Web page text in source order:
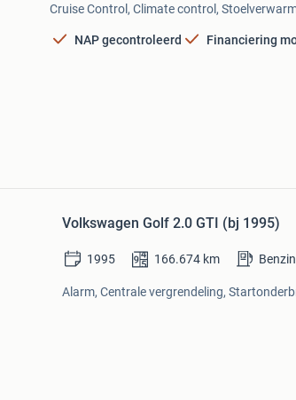
Cruise Control, Climate control,
NAP gecontroleerd Financiering
Volkswagen Golf 2.0 GTI (bj 1995)
1995 166.674 km
Alarm, Centrale vergrendeling,